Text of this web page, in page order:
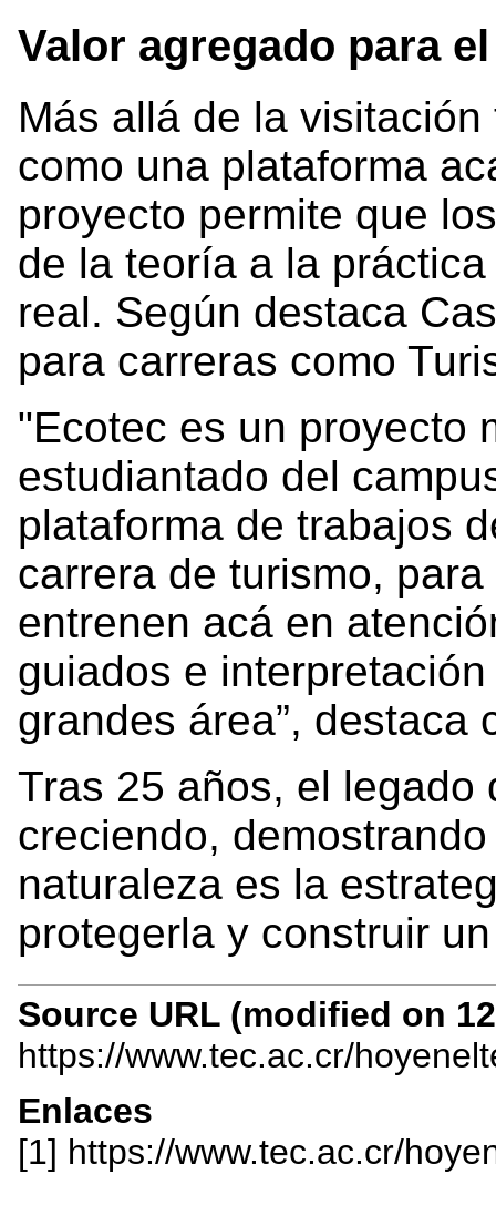
Valor agregado para
Más allá de la
como una plataforma
proyecto permite que
de la teoría a la
real. Según destaca
para carreras como
"Ecotec es un proyecto
estudiantado del
plataforma de trabajos
carrera de turismo,
entrenen acá en
guiados e
grandes área”, destaca
Tras 25 años, el legado
creciendo,
naturaleza es la
protegerla y construir
Source URL (modified on
https://www.tec.ac.cr/
Enlaces
[1] https://www.tec.ac.cr/